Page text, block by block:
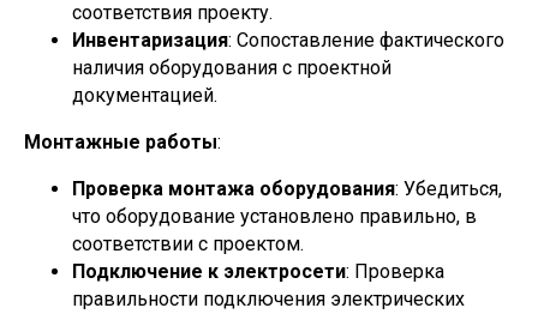
соответствия проекту.
Инвентаризация: Сопоставление фактического
наличия оборудования с проектной
документацией.
Монтажные работы:
Проверка монтажа оборудования: Убедиться,
что оборудование установлено правильно, в
соответствии с проектом.
Подключение к электросети: Проверка
правильности подключения электрических